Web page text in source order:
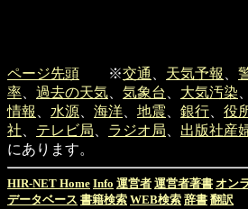
ページ先頭 ※交通 天気予報
率
過去の天気 気象台 大気汚染
情報
水源 海洋 地震 銀行 役
社
テレビ局 ラジオ局 出版社産
にあります。
HIR-NET Home Info 運営者 運営者著書 オン
データベース 書籍検索 WEB検索 辞書 翻訳